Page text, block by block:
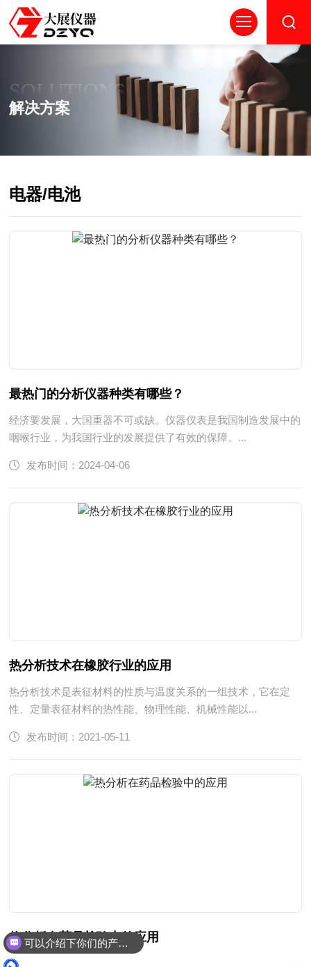
SOLUTIONS
解决方案
电器/电池
最热门的分析仪器种类有哪些？
经济要发展，大国重器不可或缺。仪器仪表是我国制造发展中的
咽喉行业，为我国行业的发展提供了有效的保障。...
发布时间：2024-04-06
热分析技术在橡胶行业的应用
热分析技术是表征材料的性质与温度关系的一组技术，它在定
性、定量表征材料的热性能、物理性能、机械性能以...
发布时间：2021-05-11
热分析在药品检验中的应用